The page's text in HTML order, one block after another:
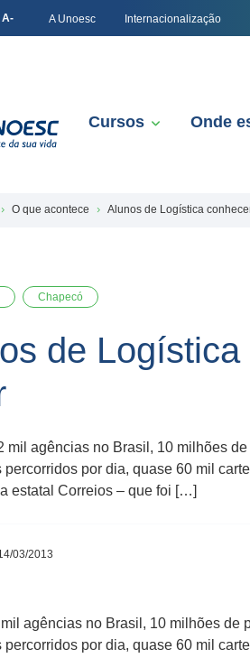
A- A Unoesc Internacionalização
Cursos Onde
O que acontece Alunos de Logística
Chapecó
de
mil agências no Brasil, 10 milhões
percorridos por dia, quase 60 mil
estatal Correios – que foi […]
03/2013
agências no Brasil, 10 milhões de
percorridos por dia, quase 60 mil